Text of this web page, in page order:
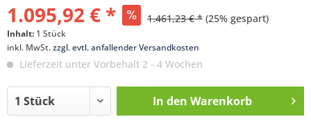
1.095,92 € * 1.461,23 € * (25% gespart)
Inhalt: 1 Stück
inkl. MwSt.zzgl. evtl. anfallender Versandkosten
Lieferzeit unter Vorbehalt 2 - 4 Wochen
In den Warenkorb